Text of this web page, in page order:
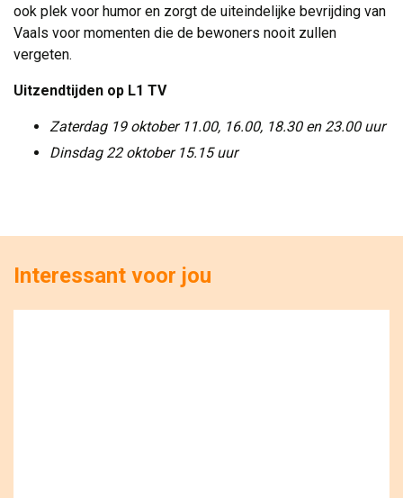
ook plek voor humor en zorgt de uiteindelijke bevrijding van
Vaals voor momenten die de bewoners nooit zullen
vergeten.
Uitzendtijden op L1 TV
Zaterdag 19 oktober 11.00, 16.00, 18.30 en 23.00 uur
Dinsdag 22 oktober 15.15 uur
Interessant voor jou